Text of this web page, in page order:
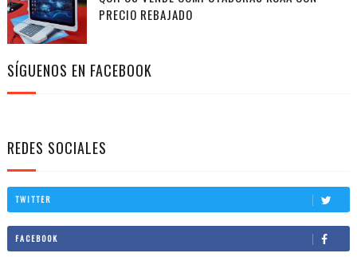
PRECIO REBAJADO
SÍGUENOS EN FACEBOOK
REDES SOCIALES
TWITTER
FACEBOOK